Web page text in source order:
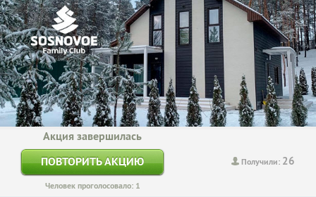
Получили: 26
Акция завершилась
ПОВТОРИТЬ АКЦИЮ
Человек проголосовало: 1